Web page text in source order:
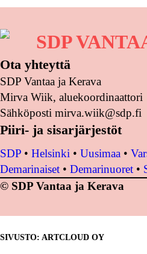
SDP
Ota yhteyttä
SDP Vantaa ja Kerava
Mirva Wiik, aluekoordinaattori
Sähköposti mirva.wiik@sdp.fi
Piiri- ja sisarjärjestöt
SDP • Helsinki • Uusimaa •
Demarinaiset • Demarinuoret •
© SDP Vantaa ja Kerava
SIVUSTO: ARTCLOUD OY